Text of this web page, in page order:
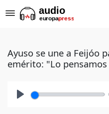
Ayuso se une a Feijóo
emérito: "Lo